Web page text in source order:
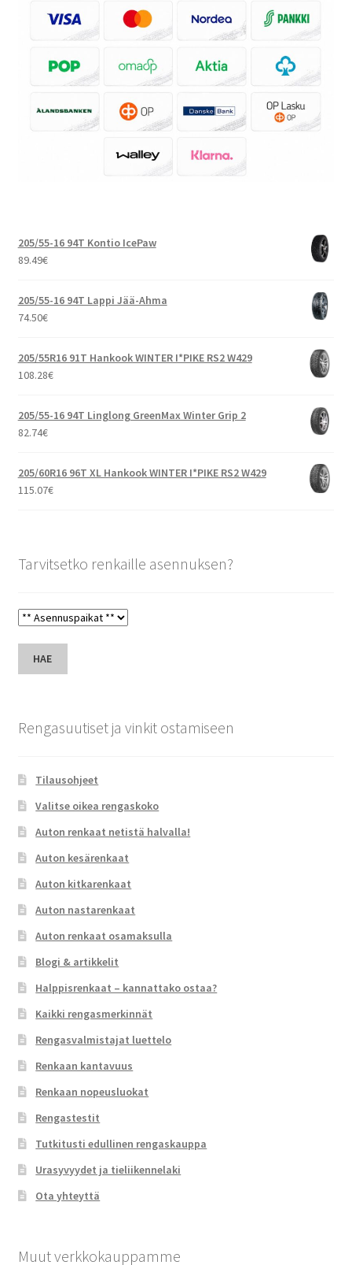
205/55-16 94T Kontio IcePaw
89.49€
205/55-16 94T Lappi Jää-Ahma
74.50€
205/55R16 91T Hankook WINTER I*PIKE RS2 W429
108.28€
205/55-16 94T Linglong GreenMax Winter Grip 2
82.74€
205/60R16 96T XL Hankook WINTER I*PIKE RS2 W429
115.07€
Tarvitsetko renkaille asennuksen?
HAE
Rengasuutiset ja vinkit ostamiseen
Tilausohjeet
Valitse oikea rengaskoko
Auton renkaat netistä halvalla!
Auton kesärenkaat
Auton kitkarenkaat
Auton nastarenkaat
Auton renkaat osamaksulla
Blogi & artikkelit
Halppisrenkaat – kannattako ostaa?
Kaikki rengasmerkinnät
Rengasvalmistajat luettelo
Renkaan kantavuus
Renkaan nopeusluokat
Rengastestit
Tutkitusti edullinen rengaskauppa
Urasyvyydet ja tieliikennelaki
Ota yhteyttä
Muut verkkokauppamme